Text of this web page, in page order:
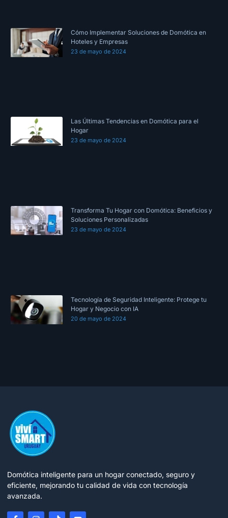
Cómo Implementar Soluciones de Domótica en
Hoteles y Empresas
23 de mayo de 2024
Las Últimas Tendencias en Domótica para el
Hogar
23 de mayo de 2024
Transforma Tu Hogar con Domótica: Beneficios y
Soluciones Personalizadas
23 de mayo de 2024
Tecnología de Seguridad Inteligente: Protege tu
Hogar y Negocio con IA
20 de mayo de 2024
Domótica inteligente para un hogar conectado, seguro y
eficiente, mejorando tu calidad de vida con tecnología
avanzada.